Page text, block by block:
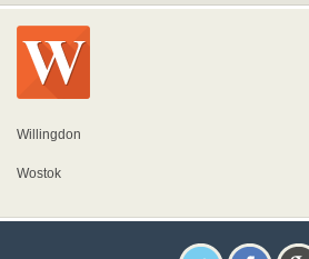
Willingdon
Wostok